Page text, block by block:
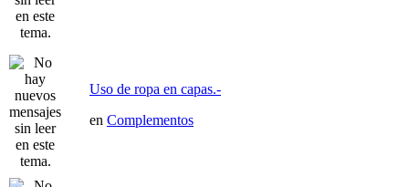
Uso de ropa en capas.-
en Complementos